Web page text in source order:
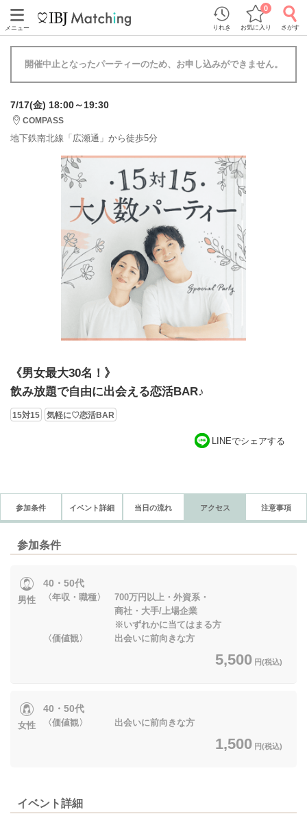
メニュー りれき お気に入り
0
さがす
開催中止となったパーティーのため、お申し込みができません。
7/17(金) 18:00～19:30
COMPASS
地下鉄南北線「広瀬通」から徒歩5分
《男女最大30名！》
飲み放題で自由に出会える恋活BAR♪
15対15 気軽に♡恋活BAR
LINEでシェアする
参加条件 イベント詳細 当日の流れ アクセス 注意事項
参加条件
男性
40・50代
〈年収・職種〉 700万円以上・外資系・
商社・大手/上場企業
※いずれかに当てはまる方
〈価値観〉 出会いに前向きな方
5,500 円(税込)
女性
40・50代
〈価値観〉 出会いに前向きな方
1,500 円(税込)
イベント詳細